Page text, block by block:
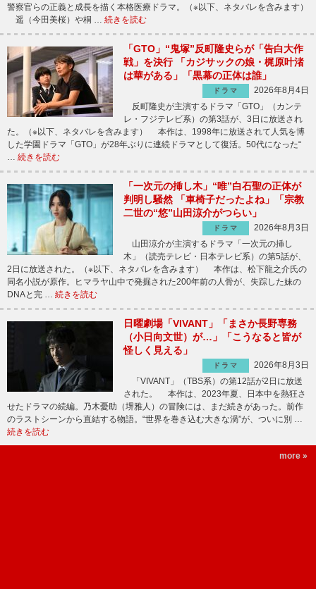
警察官らの正義と成長を描く本格医療ドラマ。（※以下、ネタバレを含みます）
遥（今田美桜）や桐 … 続きを読む
「GTO」“鬼塚”反町隆史らが「告白大作
戦」を決行 「カジサックの娘・梶原叶渚
は華がある」「黒幕の正体は誰」
ドラマ
2026年8月4日
反町隆史が主演するドラマ「GTO」（カンテ
レ・フジテレビ系）の第3話が、3日に放送され
た。（※以下、ネタバレを含みます） 本作は、1998年に放送されて人気を博
した学園ドラマ「GTO」が28年ぶりに連続ドラマとして復活。50代になった“
… 続きを読む
「一次元の挿し木」“唯”白石聖の正体が
判明し騒然 「車椅子だったよね」「宗教
二世の“悠”山田涼介がつらい」
ドラマ
2026年8月3日
山田涼介が主演するドラマ「一次元の挿し
木」（読売テレビ・日本テレビ系）の第5話が、
2日に放送された。（※以下、ネタバレを含みます） 本作は、松下龍之介氏の
同名小説が原作。ヒマラヤ山中で発掘された200年前の人骨が、失踪した妹の
DNAと完 … 続きを読む
日曜劇場「VIVANT」「まさか長野専務
（小日向文世）が…」「こうなると皆が
怪しく見える」
ドラマ
2026年8月3日
「VIVANT」（TBS系）の第12話が2日に放送
された。 本作は、2023年夏、日本中を熱狂さ
せたドラマの続編。乃木憂助（堺雅人）の冒険には、まだ続きがあった。前作
のラストシーンから直結する物語。“世界を巻き込む大きな渦”が、ついに別 …
続きを読む
more »